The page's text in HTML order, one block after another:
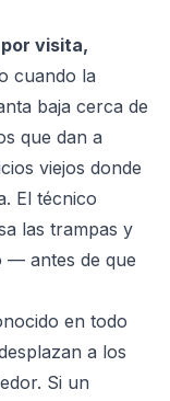
visita,
cuando la
baja cerca de
que dan a
viejos donde
El técnico
las trampas y
— antes de que
en todo
a los
Si un